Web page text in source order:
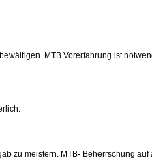
MTB Vorerfahrung ist
zu meistern. MTB- Beherrschung auf